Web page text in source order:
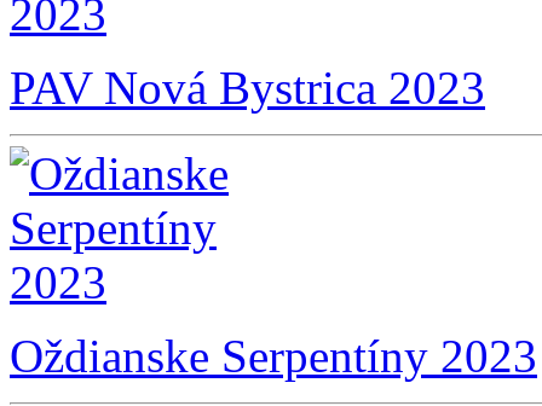
PAV Nová Bystrica 2023
Oždianske Serpentíny 2023